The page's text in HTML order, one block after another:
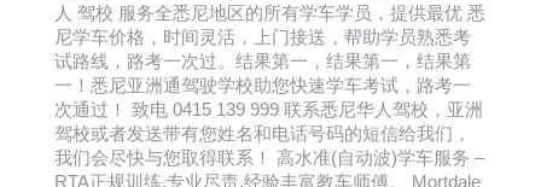
人 驾校 服务全悉尼地区的所有学车学员，提供最优 悉
尼学车价格，时间灵活，上门接送，帮助学员熟悉考
试路线，路考一次过。结果第一，结果第一，结果第
一！悉尼亚洲通驾驶学校助您快速学车考试，路考一
次通过！ 致电 0415 139 999 联系悉尼华人驾校，亚洲
驾校或者发送带有您姓名和电话号码的短信给我们，
我们会尽快与您取得联系！ 高水准(自动波)学车服务 –
RTA正规训练,专业尽责,经验丰富教车师傅。 Mortdale